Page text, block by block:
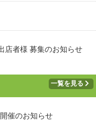
店者様 募集のお知らせ
一覧を見る
催のお知らせ